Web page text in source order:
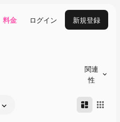
料金 ログイン 新規登録
関連
性